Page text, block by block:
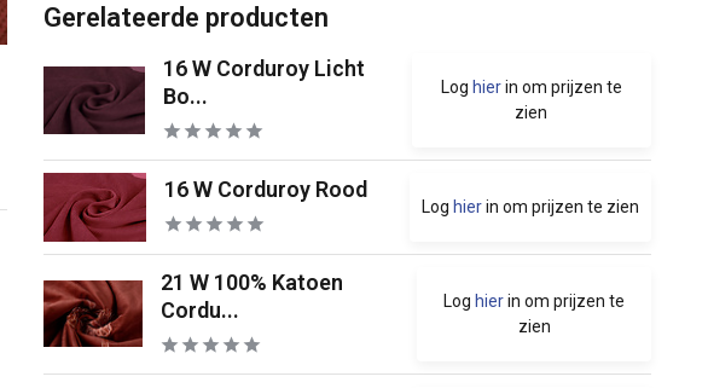
Gerelateerde producten
16 W Corduroy Licht
Bo...
Log hierin om prijzen te
zien
16 W Corduroy Rood
Log hierin om prijzen te zien
21 W 100% Katoen
Cordu...
Log hierin om prijzen te
zien